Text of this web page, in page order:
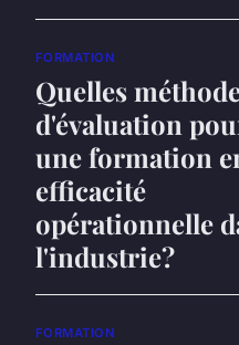
FORMATION
Quelles
d'évaluation
une formation
efficacité
opérationnelle
l'industrie?
FORMATION